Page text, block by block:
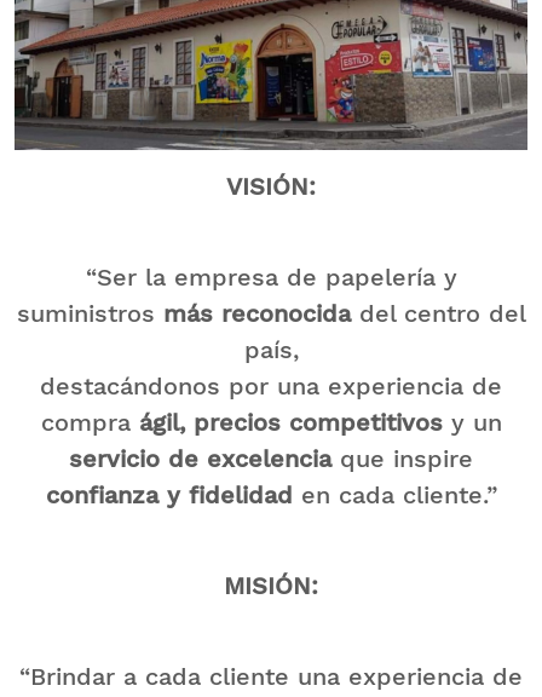
VISIÓN:
“Ser la empresa de papelería y
suministros más reconocidadel centro del
país,
destacándonos por una experiencia de
compra ágil, precios competitivosy un
servicio de excelenciaque inspire
confianza y fidelidad en cada cliente.”​
MISIÓN:
“Brindar a cada cliente una experiencia de